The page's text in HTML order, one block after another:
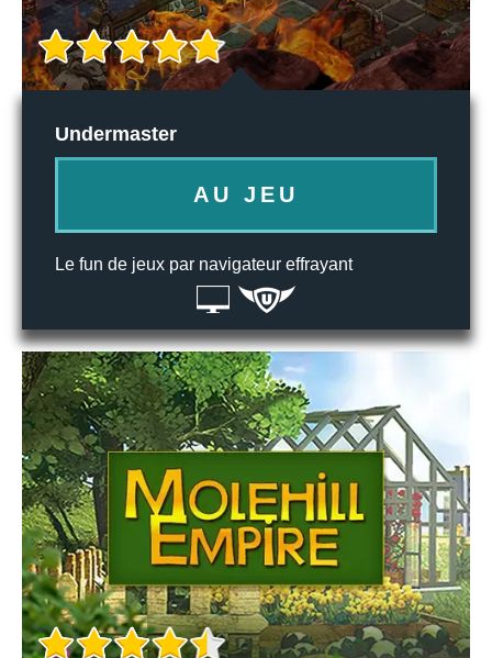
Undermaster
AU JEU
Le fun de jeux par navigateur effrayant